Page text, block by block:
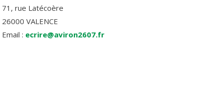
71, rue Latécoère
26000 VALENCE
Email : ecrire@aviron2607.fr